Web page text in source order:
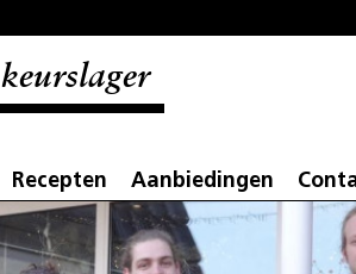
keurslager
Recepten Aanbiedingen